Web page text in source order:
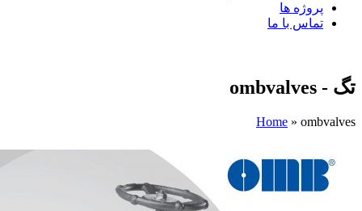
پروژه ها
تماس با ما
تگ - ombvalves
Home » ombvalves